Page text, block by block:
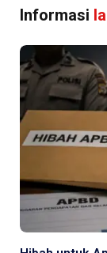
Informasi